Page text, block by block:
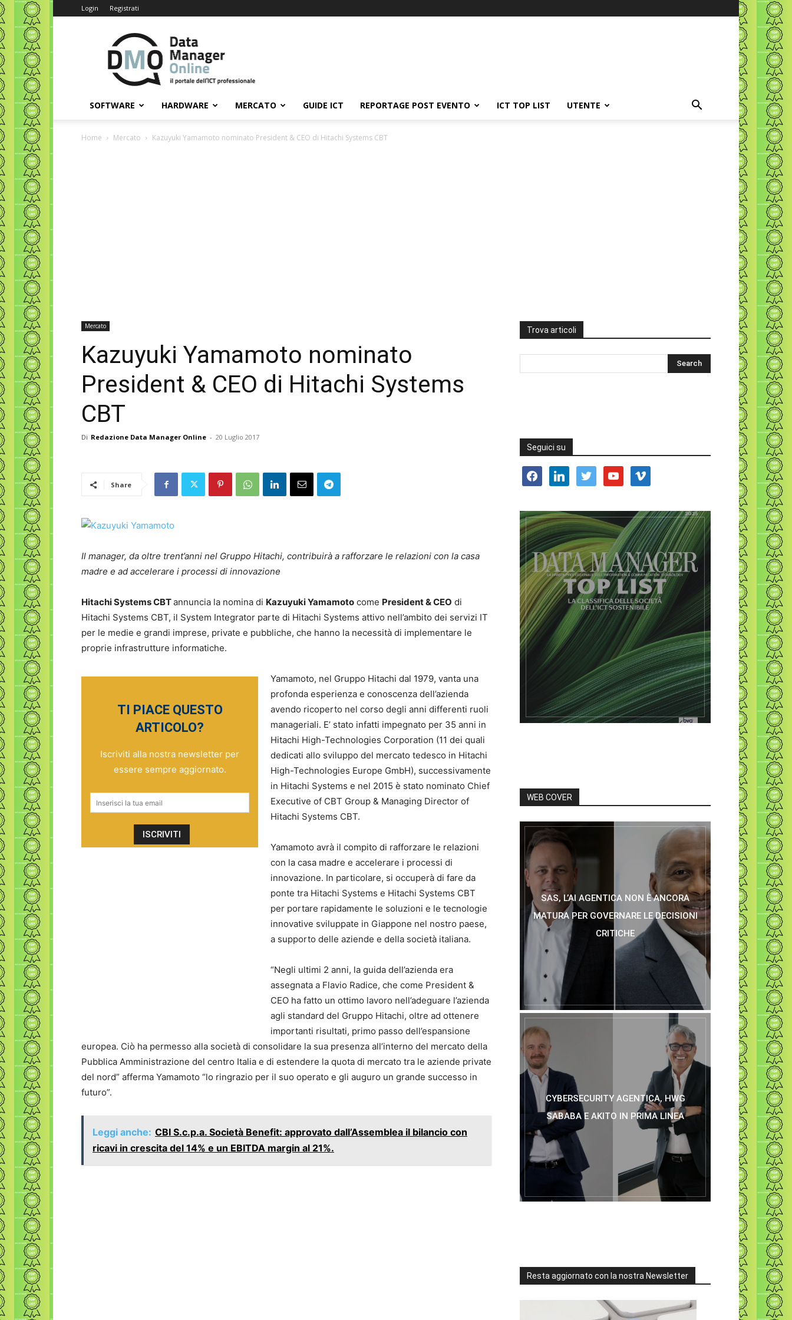
Login Registrati
Data
Manager
Online
SOFTWARE HARDWARE MERCATO GUIDE ICT REPORTAGE POST EVENTO ICT TOP LIST UTENTE
Home Mercato Kazuyuki Yamamoto nominato President & CEO di Hitachi Systems CBT
Mercato
Kazuyuki Yamamoto nominato
President & CEO di Hitachi Systems
CBT
Di Redazione Data Manager Online - 20 Luglio 2017
Share
Il manager, da oltre trent’anni nel Gruppo Hitachi, contribuirà a rafforzare le relazioni con la casa
madre e ad accelerare i processi di innovazione
Hitachi Systems CBTannuncia la nomina di Kazuyuki Yamamoto come President & CEO di
Hitachi Systems CBT, il System Integrator parte di Hitachi Systems attivo nell’ambito dei servizi IT
per le medie e grandi imprese, private e pubbliche, che hanno la necessità di implementare le
proprie infrastrutture informatiche.
TI PIACE QUESTO
ARTICOLO?
Iscriviti alla nostra newsletter per
essere sempre aggiornato.
Yamamoto, nel Gruppo Hitachi dal 1979, vanta una
profonda esperienza e conoscenza dell’azienda
avendo ricoperto nel corso degli anni differenti ruoli
manageriali. E’ stato infatti impegnato per 35 anni in
Hitachi High-Technologies Corporation (11 dei quali
dedicati allo sviluppo del mercato tedesco in Hitachi
High-Technologies Europe GmbH), successivamente
in Hitachi Systems e nel 2015 è stato nominato Chief
Executive of CBT Group & Managing Director of
Hitachi Systems CBT.
Yamamoto avrà il compito di rafforzare le relazioni
con la casa madre e accelerare i processi di
innovazione. In particolare, si occuperà di fare da
ponte tra Hitachi Systems e Hitachi Systems CBT
per portare rapidamente le soluzioni e le tecnologie
innovative sviluppate in Giappone nel nostro paese,
a supporto delle aziende e della società italiana.
“Negli ultimi 2 anni, la guida dell’azienda era
assegnata a Flavio Radice, che come President &
CEO ha fatto un ottimo lavoro nell’adeguare l’azienda
agli standard del Gruppo Hitachi, oltre ad ottenere
importanti risultati, primo passo dell’espansione
europea. Ciò ha permesso alla società di consolidare la sua presenza all’interno del mercato della
Pubblica Amministrazione del centro Italia e di estendere la quota di mercato tra le aziende private
del nord” afferma Yamamoto “lo ringrazio per il suo operato e gli auguro un grande successo in
futuro”.
Leggi anche: CBI S.c.p.a. Società Benefit: approvato dall’Assemblea il bilancio con
ricavi in crescita del 14% e un EBITDA margin al 21%.
Trova articoli
Seguici su
facebooklinkedin twitter youtube vimeo
WEB COVER
SAS, L’AI AGENTICA NON È ANCORA
MATURA PER GOVERNARE LE DECISIONI
CRITICHE
CYBERSECURITY AGENTICA, HWG
SABABA E AKITO IN PRIMA LINEA
Resta aggiornato con la nostra Newsletter